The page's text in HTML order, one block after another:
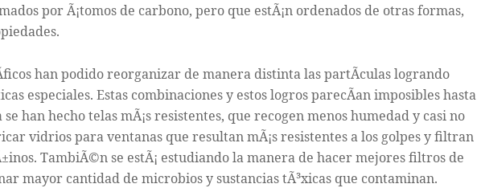
por Ã¡tomos de carbono, pero que estÃ¡n ordenados de otras formas,
han podido reorganizar de manera distinta las partÃ­culas logrando
especiales. Estas combinaciones y estos logros parecÃ­an imposibles hasta
han hecho telas mÃ¡s resistentes, que recogen menos humedad y casi no
vidrios para ventanas que resultan mÃ¡s resistentes a los golpes y filtran
TambiÃ©n se estÃ¡ estudiando la manera de hacer mejores filtros de
mayor cantidad de microbios y sustancias tÃ³xicas que contaminan.